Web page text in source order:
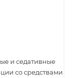
и седативные
со средствами